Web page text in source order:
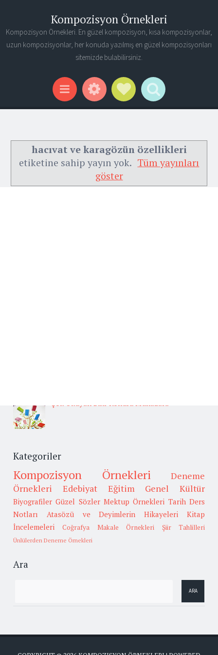
Kompozisyon Örnekleri
Kompozisyon Örnekleri. En güzel kompozisyon, kısa kompozisyonlar,
uzun kompozisyonlar, her konuda yazılmış en güzel kompozisyonları
sitemizde bulabilirsiniz.
Menu WidgetsSocial Links
Search
hacıvat ve karagözün özellikleri
etiketine sahip yayın yok. Tüm yayınları
göster
Kategoriler
Kompozisyon Örnekleri
Deneme
Örnekleri
Edebiyat Eğitim Genel Kültür
Biyografiler Güzel Sözler Mektup Örnekleri Tarih Ders
Notları
Atasözü ve Deyimlerin Hikayeleri
Kitap
İncelemeleri
Coğrafya Makale Örnekleri Şiir Tahlilleri
Ünlülerden Deneme Örnekleri
Ara